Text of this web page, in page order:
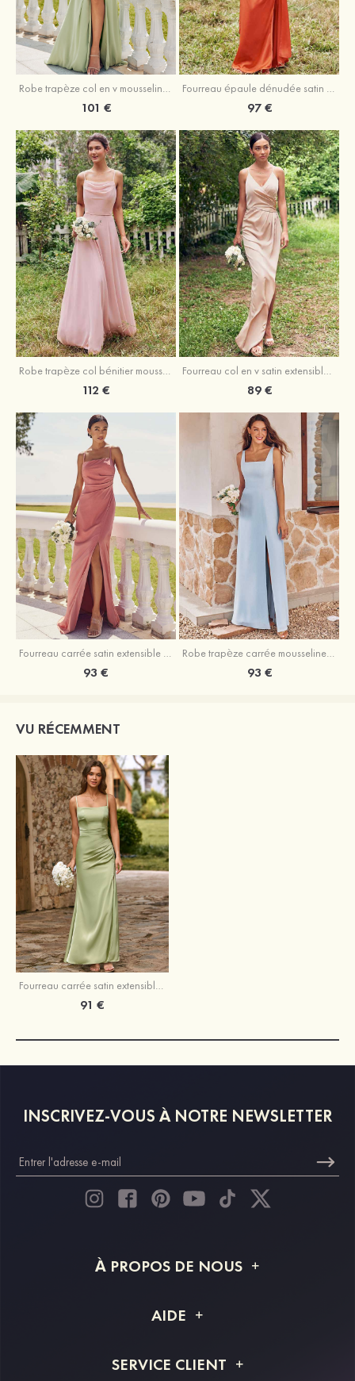
Robe trapèze col en v mousseline ras du sol robe de demoiselle d'honneur
101 €
Fourreau épaule dénudée satin extensible ras du sol robe de demoiselle d'honneur
97 €
Robe trapèze col bénitier mousseline ras du sol robe de demoiselle d'honneur
112 €
Fourreau col en v satin extensible asymétrique robe de demoiselle d'honneur
89 €
Fourreau carrée satin extensible ras du sol robe de demoiselle d'honneur
93 €
Robe trapèze carrée mousseline ras du sol robe de demoiselle d'honneur
93 €
VU RÉCEMMENT
Fourreau carrée satin extensible longueur ras du sol robe de demoiselle d'honneur avec plissé fendue
91 €
INSCRIVEZ-VOUS À NOTRE NEWSLETTER
À PROPOS DE NOUS
Livraison
AIDE
Retour et remboursement
SERVICE CLIENT